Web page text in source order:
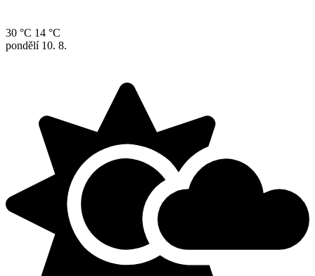
30 °C 14 °C
pondělí 10. 8.